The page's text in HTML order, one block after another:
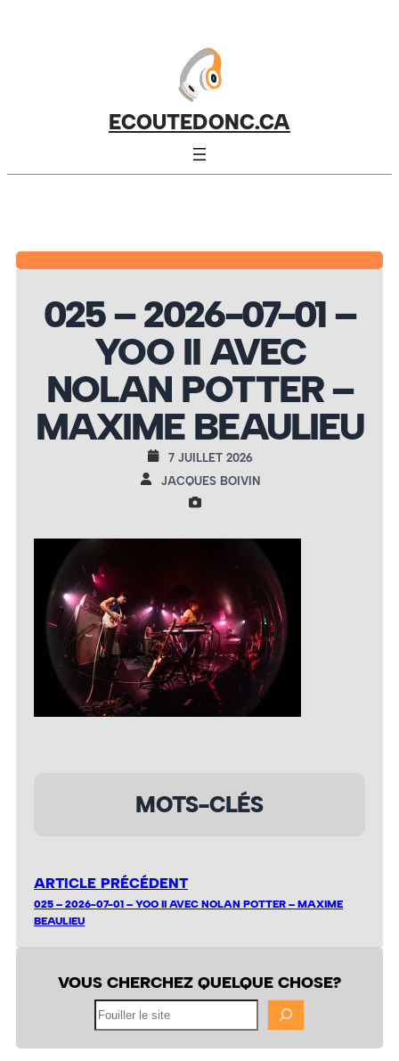
ECOUTEDONC.CA
025 – 2026-07-01 –
YOO II AVEC
NOLAN POTTER –
MAXIME BEAULIEU
7 JUILLET 2026
JACQUES BOIVIN
MOTS-CLÉS
ARTICLE PRÉCÉDENT
025 – 2026-07-01 – YOO II AVEC NOLAN POTTER – MAXIME
BEAULIEU
VOUS CHERCHEZ QUELQUE CHOSE?